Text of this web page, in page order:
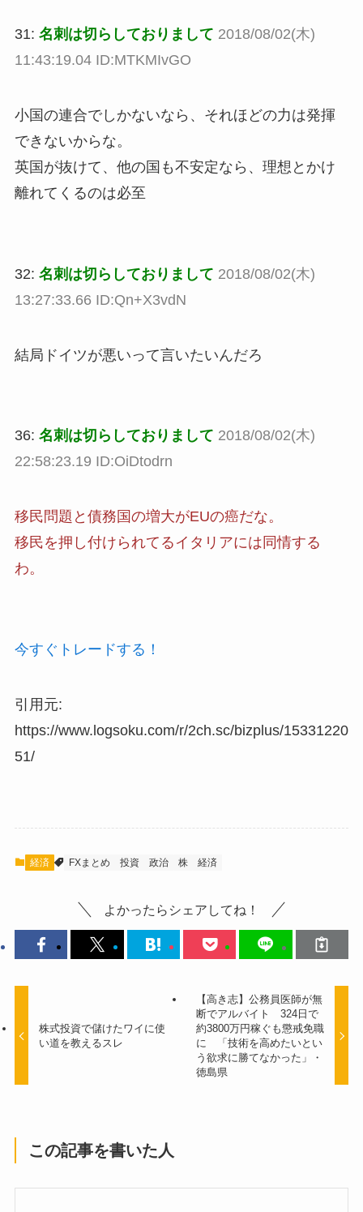
31: 名刺は切らしておりまして 2018/08/02(木)
11:43:19.04 ID:MTKMIvGO
小国の連合でしかないなら、それほどの力は発揮
できないからな。
英国が抜けて、他の国も不安定なら、理想とかけ
離れてくるのは必至
32: 名刺は切らしておりまして 2018/08/02(木)
13:27:33.66 ID:Qn+X3vdN
結局ドイツが悪いって言いたいんだろ
36: 名刺は切らしておりまして 2018/08/02(木)
22:58:23.19 ID:OiDtodrn
移民問題と債務国の増大がEUの癌だな。
移民を押し付けられてるイタリアには同情する
わ。
今すぐトレードする！
引用元:
https://www.logsoku.com/r/2ch.sc/bizplus/15331220
51/
経済 FXまとめ 投資 政治 株 経済
よかったらシェアしてね！
株式投資で儲けたワイに使
い道を教えるスレ
【高き志】公務員医師が無
断でアルバイト 324日で
約3800万円稼ぐも懲戒免職
に 「技術を高めたいとい
う欲求に勝てなかった」・
徳島県
この記事を書いた人